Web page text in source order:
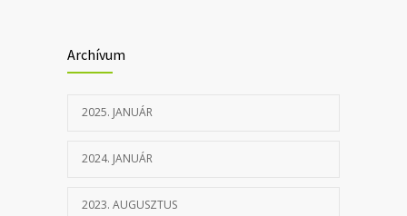
áremelkedés
Archívum
2025. JANUÁR
2024. JANUÁR
2023. AUGUSZTUS